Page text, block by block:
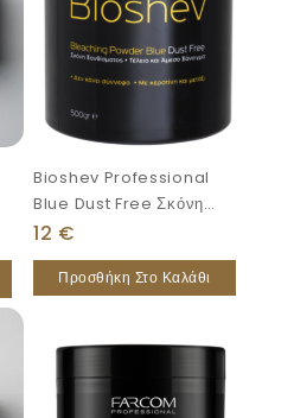
Bioshev Professional
Blue Dust Free Σκόνη
Ξανοίγματος Έως 7
Τόνους 500gr
12 €
Προσθήκη Στο Καλάθι